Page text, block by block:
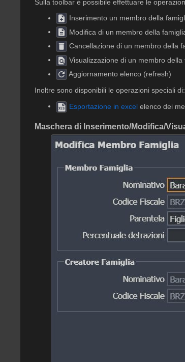
Sulla toolbar è possibile effettuare le
Inserimento un membro della
Modifica di un membro della
Cancellazione di un membro della
Visualizzazione di un membro della
Aggiornamento elenco (refresh)
Inoltre sono disponibili le operazioni speciali di:
Esportazione in excel elenco dei
Maschera di Inserimento/Modifica/